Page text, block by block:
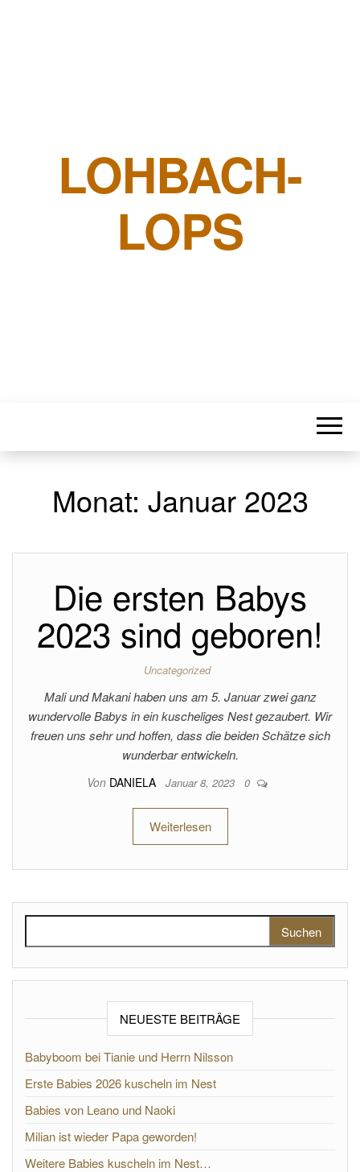
LOHBACH-
LOPS
Monat: Januar 2023
Die ersten Babys
2023 sind geboren!
Uncategorized
Mali und Makani haben uns am 5. Januar zwei ganz
wundervolle Babys in ein kuscheliges Nest gezaubert. Wir
freuen uns sehr und hoffen, dass die beiden Schätze sich
wunderbar entwickeln.
Von DANIELA Januar 8, 2023 0
Weiterlesen
NEUESTE BEITRÄGE
Babyboom bei Tianie und Herrn Nilsson
Erste Babies 2026 kuscheln im Nest
Babies von Leano und Naoki
Milian ist wieder Papa geworden!
Weitere Babies kuscheln im Nest…